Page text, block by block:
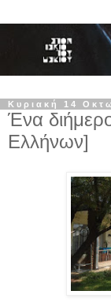
Κυριακή 14
Ένα
Ελλήνων]